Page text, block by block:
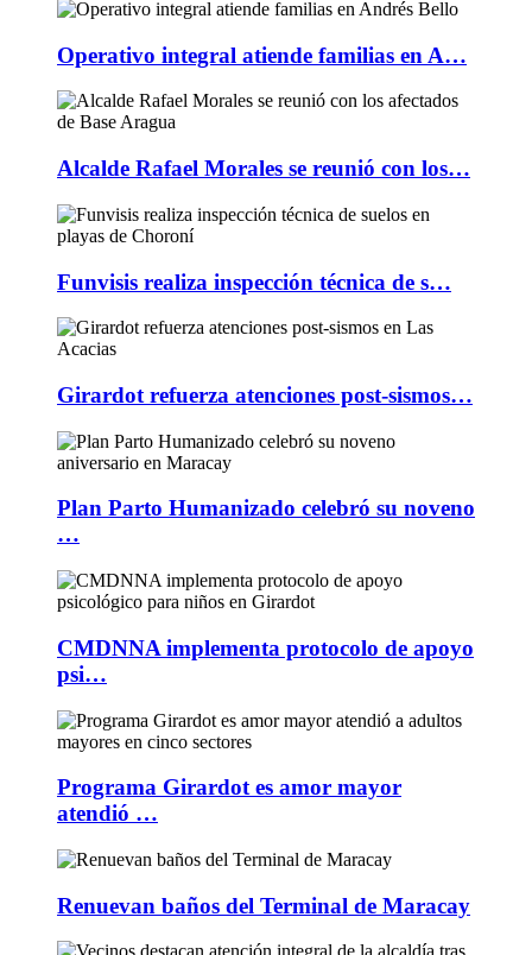
Operativo integral atiende familias en A…
Alcalde Rafael Morales se reunió con los…
Funvisis realiza inspección técnica de s…
Girardot refuerza atenciones post-sismos…
Plan Parto Humanizado celebró su noveno
…
CMDNNA implementa protocolo de apoyo
psi…
Programa Girardot es amor mayor
atendió …
Renuevan baños del Terminal de Maracay